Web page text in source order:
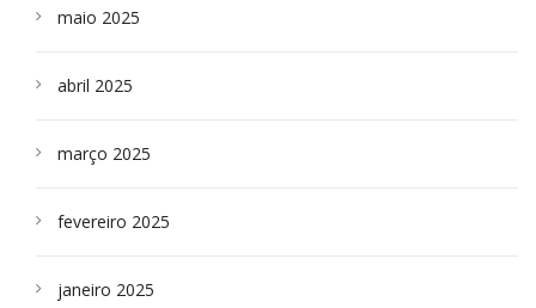
maio 2025
abril 2025
março 2025
fevereiro 2025
janeiro 2025